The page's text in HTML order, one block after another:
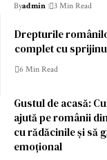
Byadmin 3 Min Read
Drepturile
complet cu
6 Min Read
Gustul de acasă:
ajută pe românii
cu rădăcinile și să
emoțional